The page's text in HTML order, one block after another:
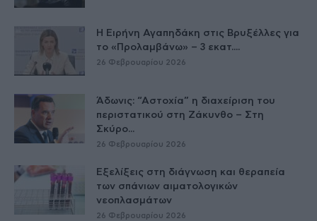
Η Ειρήνη Αγαπηδάκη στις Βρυξέλλες για
το «Προλαμβάνω» – 3 εκατ....
26 Φεβρουαρίου 2026
Άδωνις: “Αστοχία” η διαχείριση του
περιστατικού στη Ζάκυνθο – Στη
Σκύρο...
26 Φεβρουαρίου 2026
Εξελίξεις στη διάγνωση και θεραπεία
των σπάνιων αιματολογικών
νεοπλασμάτων
26 Φεβρουαρίου 2026